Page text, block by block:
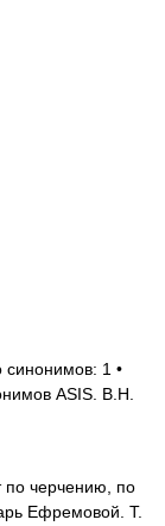
1 •
ASIS. В.Н.
черчению, по
Ефремовой. Т.